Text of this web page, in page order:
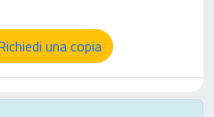
una copia